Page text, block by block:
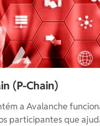
(P-Chain)
a Avalanche
participantes que